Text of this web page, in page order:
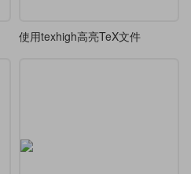
使用texhigh高亮TeX文件